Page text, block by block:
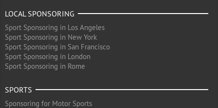
LOCAL SPONSORING
Sport Sponsoring in Los Angeles
Sport Sponsoring in New York
Sport Sponsoring in San Francisco
Sport Sponsoring in London
Sport Sponsoring in Rome
SPORTS
Sponsoring for Motor Sports